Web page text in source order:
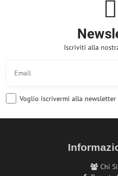
Iscriviti alla
Voglio iscrivermi alla newsletter
Chi